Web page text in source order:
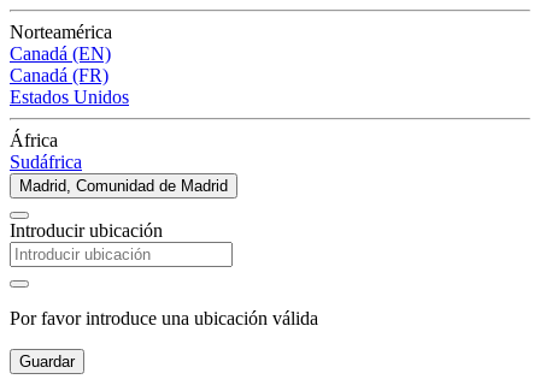
Norteamérica
Canadá (EN)
Canadá (FR)
Estados Unidos
África
Sudáfrica
Madrid, Comunidad de Madrid
Introducir ubicación
Por favor introduce una ubicación válida
Guardar